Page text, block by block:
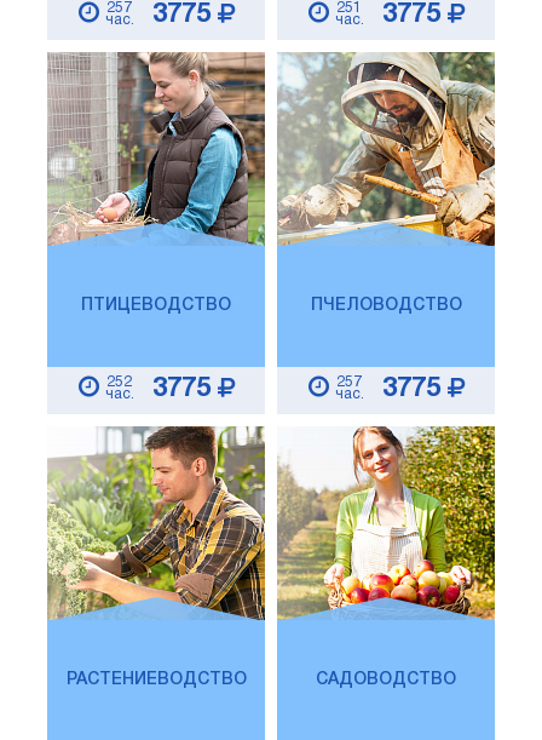
257
час.
3775
251
час.
3775
ПТИЦЕВОДСТВО
252
час.
3775
ПЧЕЛОВОДСТВО
257
час.
3775
РАСТЕНИЕВОДСТВО САДОВОДСТВО